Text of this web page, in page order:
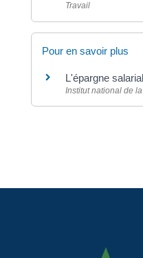
Travail
Pour en savoir plus
L'épargne
Institut national de